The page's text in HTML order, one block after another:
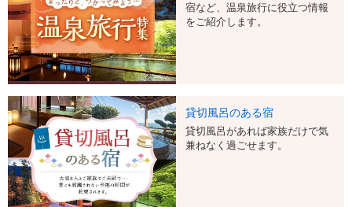
宿など、温泉旅行に役立つ情報
をご紹介します。
貸切風呂のある宿
貸切風呂があれば家族だけで気
兼ねなく過ごせます。